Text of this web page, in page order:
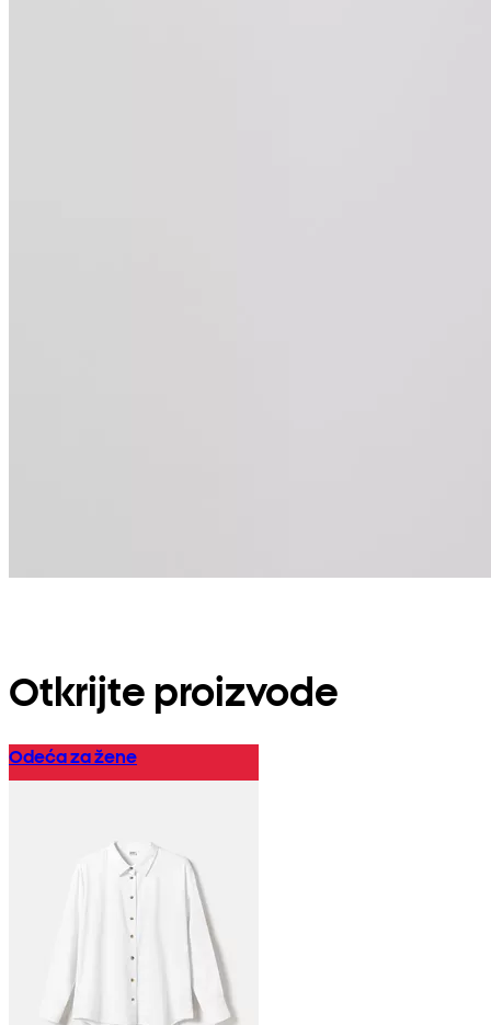
Otkrijte proizvode
Odeća za žene